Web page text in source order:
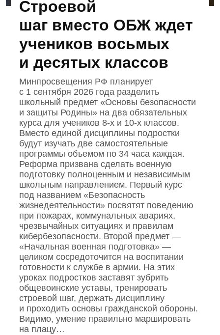
Строевой
шаг вместо ОБЖ ждет
учеников восьмых
и десятых классов
Минпросвещения РФ планирует
с 1 сентября 2026 года разделить
школьный предмет «Основы безопасности
и защиты Родины» на два обязательных
курса для учеников 8‑х и 10‑х классов.
Вместо единой дисциплины подростки
будут изучать две самостоятельные
программы объемом по 34 часа каждая.
Реформа призвана сделать военную
подготовку полноценным и независимым
школьным направлением. Первый курс
под названием «Безопасность
жизнедеятельности» посвятят поведению
при пожарах, коммунальных авариях,
чрезвычайных ситуациях и правилам
кибербезопасности. Второй предмет —
«Начальная военная подготовка» —
целиком сосредоточится на воспитании
готовности к службе в армии. На этих
уроках подростков заставят зубрить
общевоинские уставы, тренировать
строевой шаг, держать дисциплину
и проходить основы гражданской обороны.
Видимо, умение правильно маршировать
на плацу…